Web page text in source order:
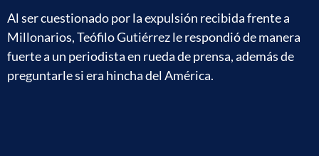
Al ser cuestionado por la expulsión recibida frente a
Millonarios, Teófilo Gutiérrez le respondió de manera
fuerte a un periodista en rueda de prensa, además de
preguntarle si era hincha del América.